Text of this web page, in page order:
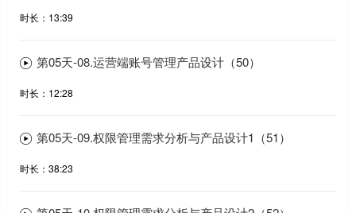
时长：13:39
第05天-08.运营端账号管理产品设计（50）
时长：12:28
第05天-09.权限管理需求分析与产品设计1（51）
时长：38:23